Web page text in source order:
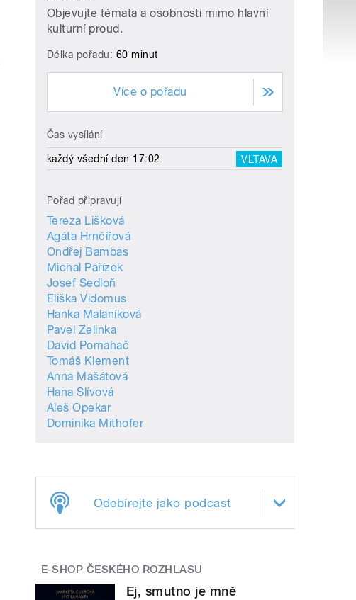
Objevujte témata a osobnosti mimo hlavní
kulturní proud.
Délka pořadu: 60 minut
Více o pořadu
Čas vysílání
každý všední den 17:02 VLTAVA
Pořad připravují
Tereza Lišková
Agáta Hrnčířová
Ondřej Bambas
Michal Pařízek
Josef Sedloň
Eliška Vidomus
Hanka Malaníková
Pavel Zelinka
David Pomahač
Tomáš Klement
Anna Mašátová
Hana Slívová
Aleš Opekar
Dominika Mithofer
Odebírejte jako podcast
E-SHOP ČESKÉHO ROZHLASU
Ej, smutno je mně